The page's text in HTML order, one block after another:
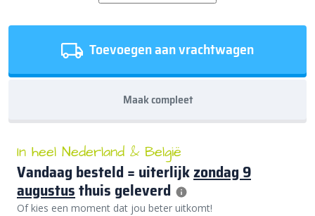
Toevoegen aan vrachtwagen
Maak compleet
In heel Nederland & België
Vandaag besteld = uiterlijkzondag 9
augustusthuis geleverd
Of kies een moment dat jou beter uitkomt!